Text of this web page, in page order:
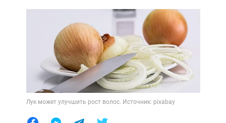
Лайфхаки
Лук может улучшить рост волос. Источник: pixabay